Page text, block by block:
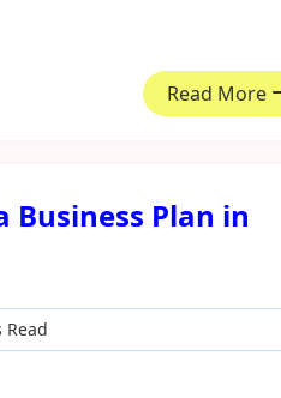
Read More
Business Plan in